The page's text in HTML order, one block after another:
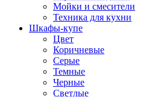
Мойки и смесители
Техника для кухни
Шкафы-купе
Цвет
Коричневые
Серые
Темные
Черные
Светлые